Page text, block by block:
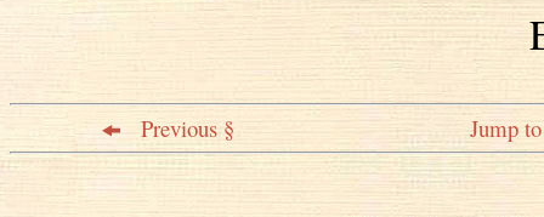
Previous § Jump